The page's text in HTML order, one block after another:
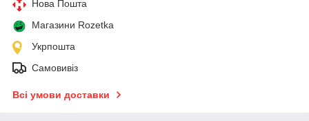
Нова Пошта
Магазини Rozetka
Укрпошта
Самовивіз
Всі умови доставки